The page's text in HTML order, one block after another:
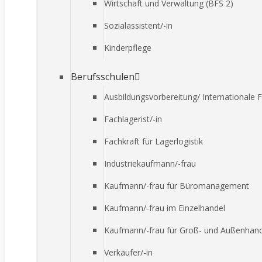
Wirtschaft und Verwaltung (BFS 2)
Sozialassistent/-in
Kinderpflege
Berufsschulen
Ausbildungsvorbereitung/ Internationale
Fachlagerist/-in
Fachkraft für Lagerlogistik
Industriekaufmann/-frau
Kaufmann/-frau für Büromanagement
Kaufmann/-frau im Einzelhandel
Kaufmann/-frau für Groß- und
Verkäufer/-in